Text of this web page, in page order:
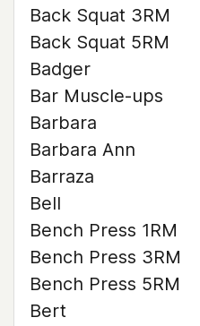
Back Squat 3RM
Back Squat 5RM
Badger
Bar Muscle-ups
Barbara
Barbara Ann
Barraza
Bell
Bench Press 1RM
Bench Press 3RM
Bench Press 5RM
Bert